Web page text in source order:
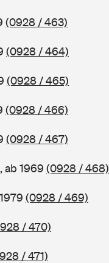
(0928 / 463)
(0928 / 464)
(0928 / 465)
(0928 / 466)
(0928 / 467)
ab 1969 (0928 / 468)
(0928 / 469)
/ 470)
/ 471)